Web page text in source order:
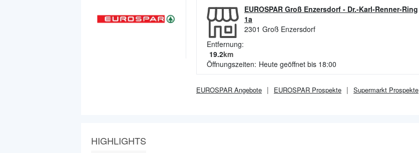
EUROSPAR Groß Enzersdorf - Dr.-Karl-Renner-Ring
1a
2301 Groß Enzersdorf
Entfernung:
19.2km
Öffnungszeiten: Heute geöffnet bis 18:00
EUROSPAR Angebote EUROSPAR Prospekte Supermarkt Prospekte
HIGHLIGHTS